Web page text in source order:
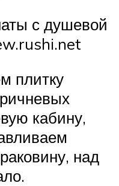
с душевой
плитку
кабину,
над